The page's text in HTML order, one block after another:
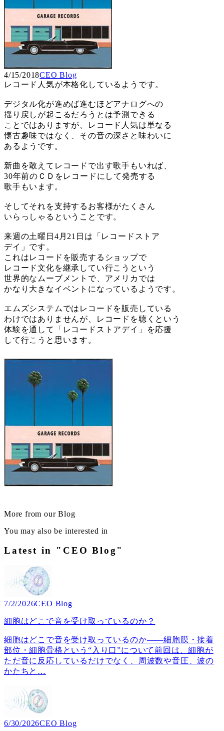
4/15/2018CEO Blog
レコード人気が本格化しているようです。
デジタル化が進めば進むほどアナログへの
揺り戻しが起こるだろうとは予測できる
ことではありますが、レコード人気は単なる
懐古趣味ではなく、その音の深さと味わいに
あるようです。
新曲を敢えてレコードで出す歌手もいれば、
30年前のＣＤをレコードにして発売する
歌手もいます。
そしてそれを支持するお客様がたくさん
いらっしゃるということです。
来週の土曜日4月21日は「レコードストア
デイ」です。
これはレコードを販売するショップで
レコード文化を継承してい行こうという
世界的なムーブメントで、アメリカでは
かなり大きなイベントになっているようです。
エムズシステムではレコードを販売している
わけではありませんが、レコードを聴くという
体験を通して「レコードストアデイ」を応援
して行こうと思います。
More from our Blog
You may also be interested in
Latest in "CEO Blog"
7/2/2026CEO Blog
細胞はどこで音を受け取っているのか？
細胞はどこで音を受け取っているのか――細胞膜・接着
部位・細胞骨格という“入り口”について前回は、細胞が
ただ音に反応しているだけでなく、周波数や音圧、波の
かたちと …
6/30/2026CEO Blog